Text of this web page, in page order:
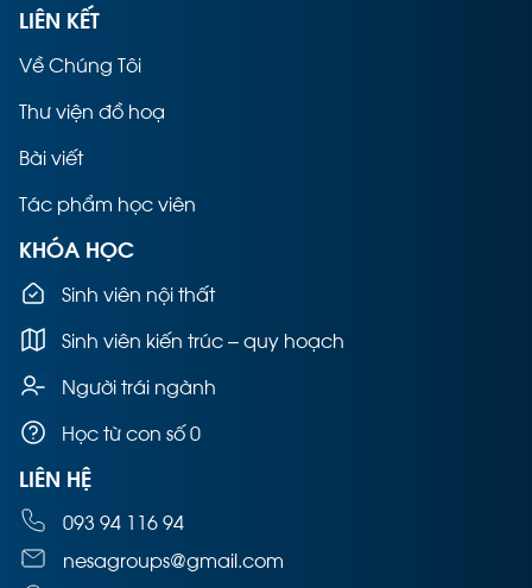
LIÊN KẾT
Về Chúng Tôi
Thư viện đồ hoạ
Bài viết
Tác phẩm học viên
KHÓA HỌC
Sinh viên nội thất
Sinh viên kiến trúc – quy hoạch
Người trái ngành
Học từ con số 0
LIÊN HỆ
093 94 116 94
nesagroups@gmail.com